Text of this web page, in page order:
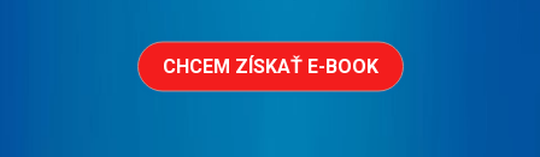
CHCEM ZÍSKAŤ E-BOOK